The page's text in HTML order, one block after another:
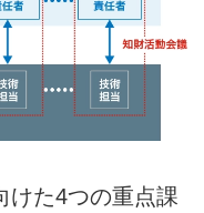
けた4つの重点課